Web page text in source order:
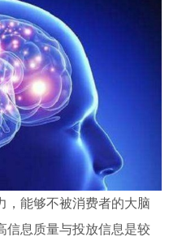
，能够不被消费者的大脑
信息质量与投放信息是较